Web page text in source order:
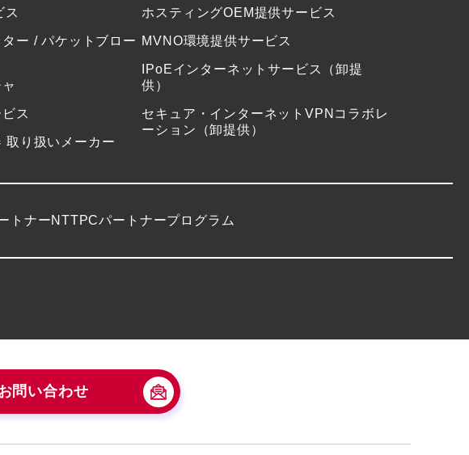
ス
ー / パケットブロー
ス
取り扱いメーカー
ホスティングOEM提供サービス
MVNO環境提供サービス
IPoEインターネットサービス（卸提
供）
セキュア・インターネットVPNコラボレ
ーション（卸提供）
トナーNTTPCパートナープログラム
問い合わせ